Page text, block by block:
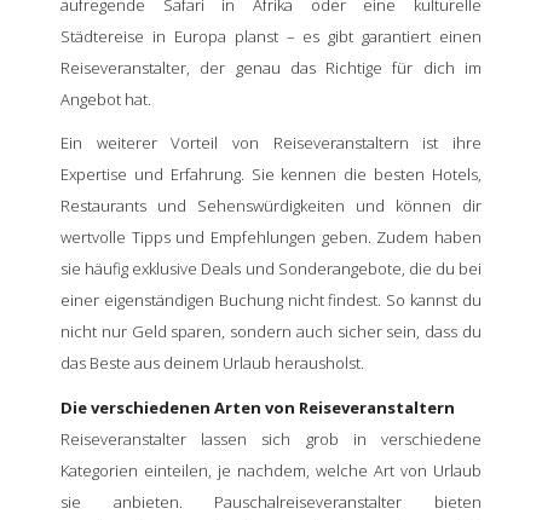
aufregende Safari in Afrika oder eine kulturelle
Städtereise in Europa planst – es gibt garantiert einen
Reiseveranstalter, der genau das Richtige für dich im
Angebot hat.
Ein weiterer Vorteil von Reiseveranstaltern ist ihre
Expertise und Erfahrung. Sie kennen die besten Hotels,
Restaurants und Sehenswürdigkeiten und können dir
wertvolle Tipps und Empfehlungen geben. Zudem haben
sie häufig exklusive Deals und Sonderangebote, die du bei
einer eigenständigen Buchung nicht findest. So kannst du
nicht nur Geld sparen, sondern auch sicher sein, dass du
das Beste aus deinem Urlaub herausholst.
Die verschiedenen Arten von Reiseveranstaltern
Reiseveranstalter lassen sich grob in verschiedene
Kategorien einteilen, je nachdem, welche Art von Urlaub
sie anbieten. Pauschalreiseveranstalter bieten